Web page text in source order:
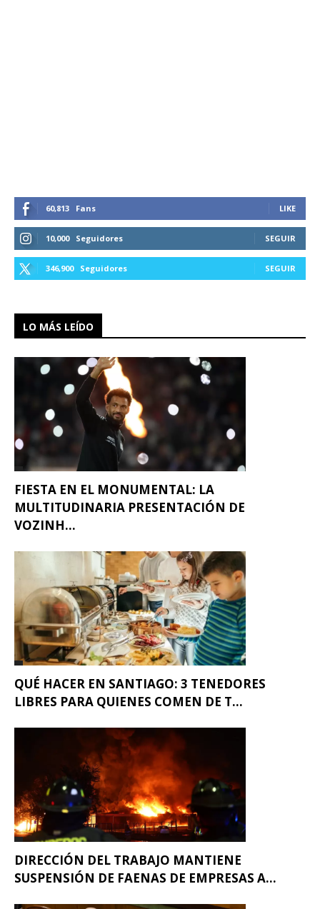
60,813 Fans LIKE
10,000 Seguidores SEGUIR
346,900 Seguidores SEGUIR
LO MÁS LEÍDO
FIESTA EN EL MONUMENTAL: LA
MULTITUDINARIA PRESENTACIÓN DE
VOZINH...
QUÉ HACER EN SANTIAGO: 3 TENEDORES
LIBRES PARA QUIENES COMEN DE T...
DIRECCIÓN DEL TRABAJO MANTIENE
SUSPENSIÓN DE FAENAS DE EMPRESAS A...